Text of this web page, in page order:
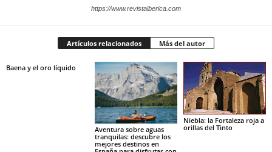
https://www.revistaiberica.com
Artículos relacionados Más del autor
Baena y el oro líquido
Aventura sobre aguas
tranquilas: descubre los
mejores destinos en
Niebla: la Fortaleza roja a
orillas del Tinto